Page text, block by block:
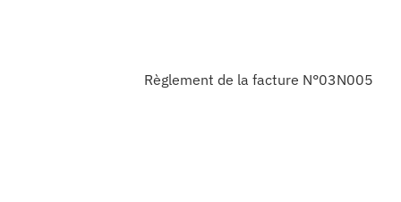
Règlement de la facture N°03N005